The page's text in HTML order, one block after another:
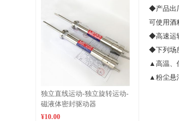
独立直线运动-独立旋转运动-
磁液体密封驱动器
¥10.00
◆产品出
可使用酒
◆高速运
◆下列场
▲高温
▲粉尘